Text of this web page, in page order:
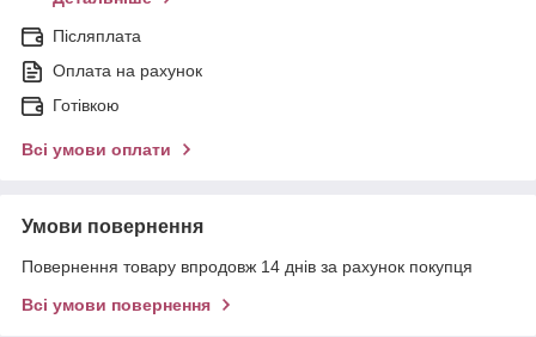
Післяплата
Оплата на рахунок
Готівкою
Всі умови оплати
Умови повернення
Повернення товару впродовж 14 днів за рахунок покупця
Всі умови повернення